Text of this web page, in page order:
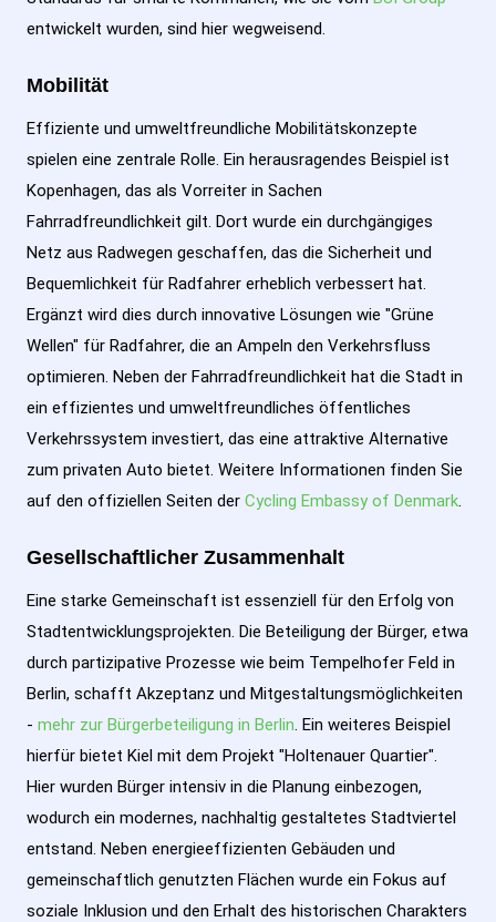
entwickelt wurden, sind hier wegweisend.
Mobilität
Effiziente und umweltfreundliche Mobilitätskonzepte
spielen eine zentrale Rolle. Ein herausragendes Beispiel ist
Kopenhagen, das als Vorreiter in Sachen
Fahrradfreundlichkeit gilt. Dort wurde ein durchgängiges
Netz aus Radwegen geschaffen, das die Sicherheit und
Bequemlichkeit für Radfahrer erheblich verbessert hat.
Ergänzt wird dies durch innovative Lösungen wie "Grüne
Wellen" für Radfahrer, die an Ampeln den Verkehrsfluss
optimieren. Neben der Fahrradfreundlichkeit hat die Stadt in
ein effizientes und umweltfreundliches öffentliches
Verkehrssystem investiert, das eine attraktive Alternative
zum privaten Auto bietet. Weitere Informationen finden Sie
auf den offiziellen Seiten der Cycling Embassy of Denmark.
Gesellschaftlicher Zusammenhalt
Eine starke Gemeinschaft ist essenziell für den Erfolg von
Stadtentwicklungsprojekten. Die Beteiligung der Bürger, etwa
durch partizipative Prozesse wie beim Tempelhofer Feld in
Berlin, schafft Akzeptanz und Mitgestaltungsmöglichkeiten
- mehr zur Bürgerbeteiligung in Berlin. Ein weiteres Beispiel
hierfür bietet Kiel mit dem Projekt "Holtenauer Quartier".
Hier wurden Bürger intensiv in die Planung einbezogen,
wodurch ein modernes, nachhaltig gestaltetes Stadtviertel
entstand. Neben energieeffizienten Gebäuden und
gemeinschaftlich genutzten Flächen wurde ein Fokus auf
soziale Inklusion und den Erhalt des historischen Charakters